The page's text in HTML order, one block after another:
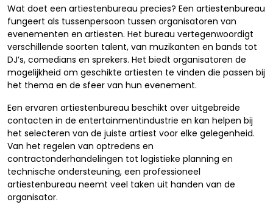
Wat doet een artiestenbureau precies? Een artiestenbureau
fungeert als tussenpersoon tussen organisatoren van
evenementen en artiesten. Het bureau vertegenwoordigt
verschillende soorten talent, van muzikanten en bands tot
DJ’s, comedians en sprekers. Het biedt organisatoren de
mogelijkheid om geschikte artiesten te vinden die passen bij
het thema en de sfeer van hun evenement.
Een ervaren artiestenbureau beschikt over uitgebreide
contacten in de entertainmentindustrie en kan helpen bij
het selecteren van de juiste artiest voor elke gelegenheid.
Van het regelen van optredens en
contractonderhandelingen tot logistieke planning en
technische ondersteuning, een professioneel
artiestenbureau neemt veel taken uit handen van de
organisator.